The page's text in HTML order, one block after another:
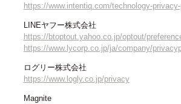
https://www.intentiq.com/technology-
LINEヤフー株式会社
https://btoptout.yahoo.co.jp/optout/
https://www.lycorp.co.jp/ja/company/
ログリー株式会社
https://www.logly.co.jp/privacy
Magnite